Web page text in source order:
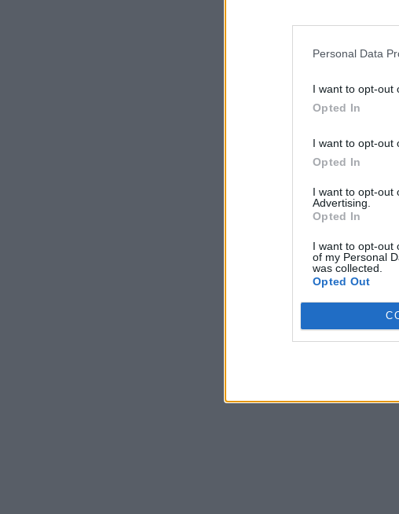
Personal Data
I want to opt-out
Opted In
I want to opt-out
Opted In
I want to opt-out
Advertising.
Opted In
I want to opt-out
of my Personal
was collected.
Opted Out